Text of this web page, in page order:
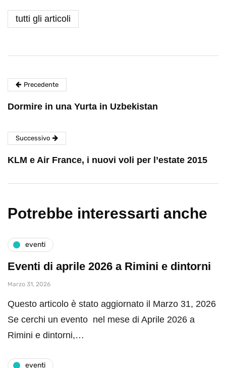
tutti gli articoli
Precedente
Dormire in una Yurta in Uzbekistan
Successivo
KLM e Air France, i nuovi voli per l’estate 2015
Potrebbe interessarti anche
eventi
Eventi di aprile 2026 a Rimini e dintorni
Marzo 31, 2026
Questo articolo è stato aggiornato il Marzo 31, 2026
Se cerchi un evento nel mese di Aprile 2026 a
Rimini e dintorni,…
eventi